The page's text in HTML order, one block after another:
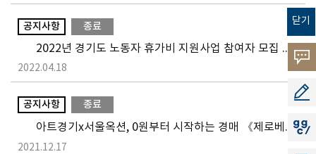
닫기
고객의
소리
공모
지지
공지사항 종료
2022년 경기도 노동자 휴가비 지원사업 참여자 모집 공고
2022.04.18
공지사항 종료
2021.12.17